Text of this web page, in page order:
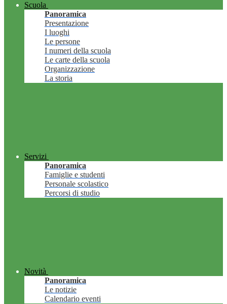
Scuola
Panoramica
Presentazione
I luoghi
Le persone
I numeri della scuola
Le carte della scuola
Organizzazione
La storia
Servizi
Panoramica
Famiglie e studenti
Personale scolastico
Percorsi di studio
Novità
Panoramica
Le notizie
Calendario eventi